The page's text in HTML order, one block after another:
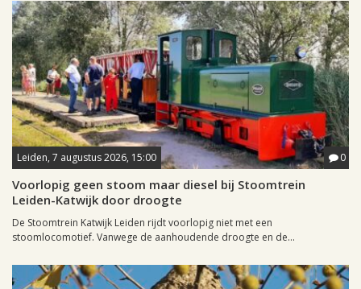
Leiden, 7 augustus 2026, 15:00 0
Voorlopig geen stoom maar diesel bij Stoomtrein
Leiden-Katwijk door droogte
De Stoomtrein Katwijk Leiden rijdt voorlopig niet met een
stoomlocomotief. Vanwege de aanhoudende droogte en de...